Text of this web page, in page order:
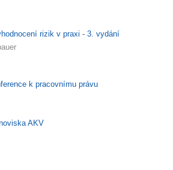
rizik v praxi - 3. vydání
k pracovnímu právu
AKV